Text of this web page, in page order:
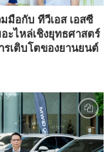
มือกับ ทีวีเอส เอสซี
ะไหล่เชิงยุทธศาสตร์
เติบโตของยานยนต์